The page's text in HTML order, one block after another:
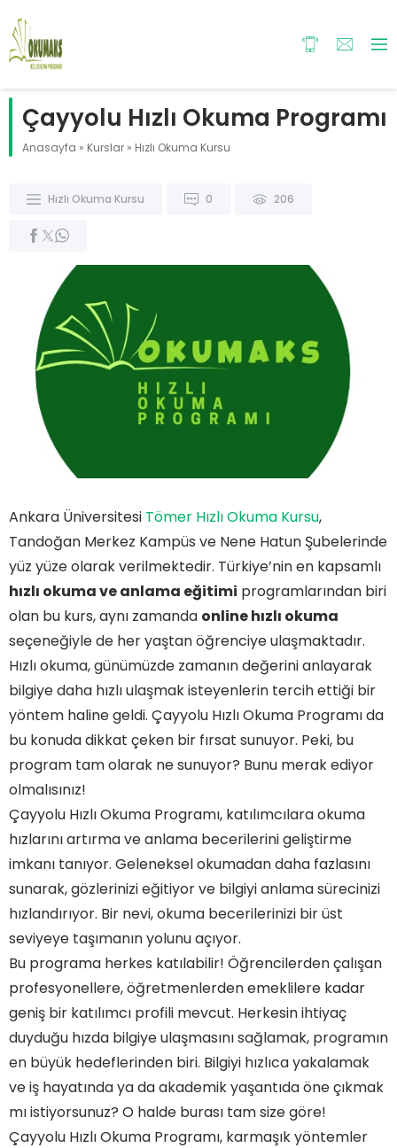
Çayyolu Hızlı Okuma Programı
Anasayfa » Kurslar » Hızlı Okuma Kursu
Hızlı Okuma Kursu 0 206
Ankara Üniversitesi Tömer Hızlı Okuma Kursu,
Tandoğan Merkez Kampüs ve Nene Hatun Şubelerinde
yüz yüze olarak verilmektedir. Türkiye’nin en kapsamlı
hızlı okuma ve anlama eğitimi programlarından biri
olan bu kurs, aynı zamanda online hızlı okuma
seçeneğiyle de her yaştan öğrenciye ulaşmaktadır.
Hızlı okuma, günümüzde zamanın değerini anlayarak
bilgiye daha hızlı ulaşmak isteyenlerin tercih ettiği bir
yöntem haline geldi. Çayyolu Hızlı Okuma Programı da
bu konuda dikkat çeken bir fırsat sunuyor. Peki, bu
program tam olarak ne sunuyor? Bunu merak ediyor
olmalısınız!
Çayyolu Hızlı Okuma Programı, katılımcılara okuma
hızlarını artırma ve anlama becerilerini geliştirme
imkanı tanıyor. Geleneksel okumadan daha fazlasını
sunarak, gözlerinizi eğitiyor ve bilgiyi anlama sürecinizi
hızlandırıyor. Bir nevi, okuma becerilerinizi bir üst
seviyeye taşımanın yolunu açıyor.
Bu programa herkes katılabilir! Öğrencilerden çalışan
profesyonellere, öğretmenlerden emeklilere kadar
geniş bir katılımcı profili mevcut. Herkesin ihtiyaç
duyduğu hızda bilgiye ulaşmasını sağlamak, programın
en büyük hedeflerinden biri. Bilgiyi hızlıca yakalamak
ve iş hayatında ya da akademik yaşantıda öne çıkmak
mı istiyorsunuz? O halde burası tam size göre!
Çayyolu Hızlı Okuma Programı, karmaşık yöntemler